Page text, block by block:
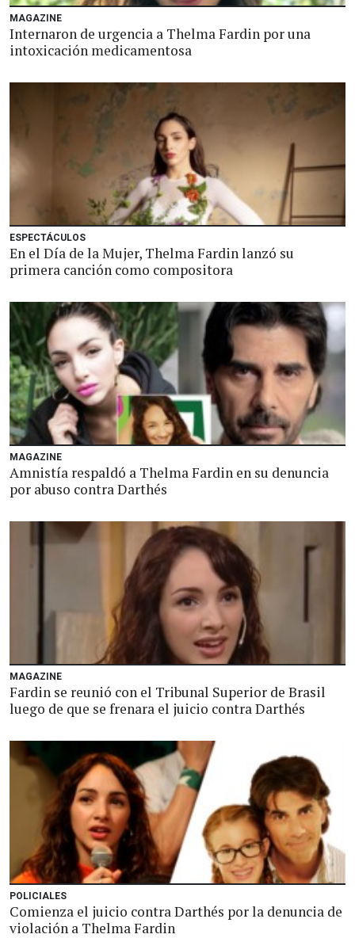
MAGAZINE
Internaron de urgencia a Thelma Fardin por una
intoxicación medicamentosa
ESPECTÁCULOS
En el Día de la Mujer, Thelma Fardin lanzó su
primera canción como compositora
MAGAZINE
Amnistía respaldó a Thelma Fardin en su denuncia
por abuso contra Darthés
MAGAZINE
Fardin se reunió con el Tribunal Superior de Brasil
luego de que se frenara el juicio contra Darthés
POLICIALES
Comienza el juicio contra Darthés por la denuncia de
violación a Thelma Fardin